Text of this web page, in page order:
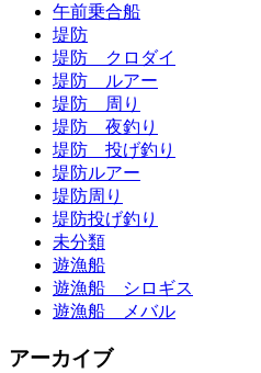
午前乗合船
堤防
堤防 クロダイ
堤防 ルアー
堤防 周り
堤防 夜釣り
堤防 投げ釣り
堤防ルアー
堤防周り
堤防投げ釣り
未分類
遊漁船
遊漁船 シロギス
遊漁船 メバル
アーカイブ